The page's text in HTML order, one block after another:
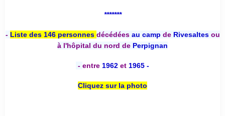
*******
- Liste des 146 personnes décédées au camp deRivesaltesou
à l'hôpital du nord de Perpignan
- entre 1962 et 1965 -
Cliquez sur la photo